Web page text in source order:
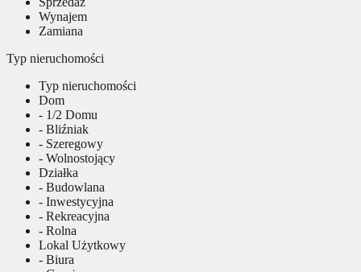
Wynajem
Zamiana
Typ nieruchomości
Typ nieruchomości
Dom
- 1/2 Domu
- Bliźniak
- Szeregowy
- Wolnostojący
Działka
- Budowlana
- Inwestycyjna
- Rekreacyjna
- Rolna
Lokal Użytkowy
- Biura